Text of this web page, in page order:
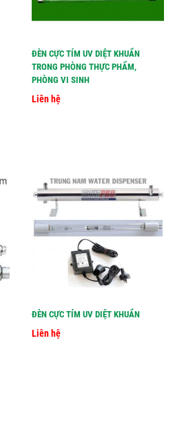
ĐÈN CỰC TÍM UV DIỆT KHUẨN
TRONG PHÒNG THỰC PHẨM,
PHÒNG VI SINH
Liên hệ
ĐÈN CỰC TÍM UV DIỆT KHUẨN
Liên hệ